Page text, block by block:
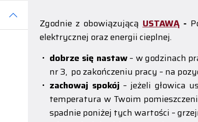
Zgodnie z obowiązującąUSTAWĄ-
elektrycznej oraz energii cieplnej.
dobrze się nastaw– w godzinach
nr 3, po zakończeniu pracy – na
zachowaj spokój – jeżeli głowica
temperatura w Twoim
spadnie poniżej tych wartości –